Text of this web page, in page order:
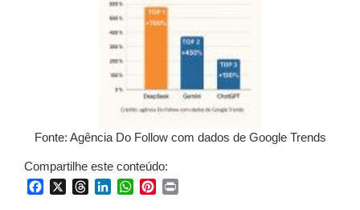
Fonte: Agência Do Follow com dados de Google Trends
Compartilhe este conteúdo:
FacebookThreadsLinkedInWhatsApp
Pinterest